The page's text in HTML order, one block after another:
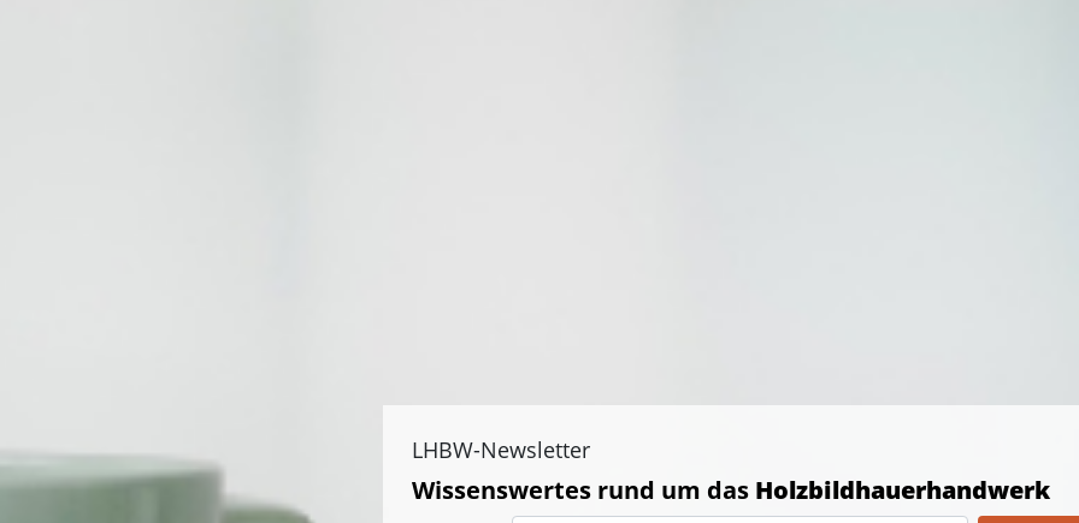
LHBW-Newsletter
Wissenswertes rund um das Holzbildhauerhandwerk